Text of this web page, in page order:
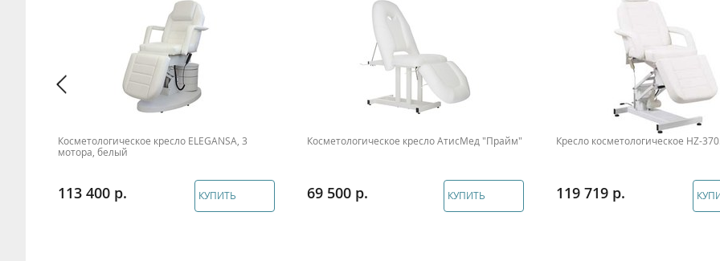
Косметологическое кресло ELEGANSA, 3
мотора, белый
113 400 КУПИТЬ
Косметологическое кресло АтисМед "Прайм"
69 500 КУПИТЬ
Кресло косметологическое HZ-
119 719